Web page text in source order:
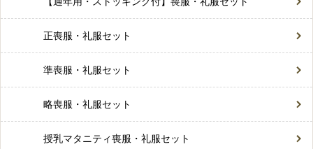
正喪服・礼服セット
準喪服・礼服セット
略喪服・礼服セット
授乳マタニティ喪服・礼服セット